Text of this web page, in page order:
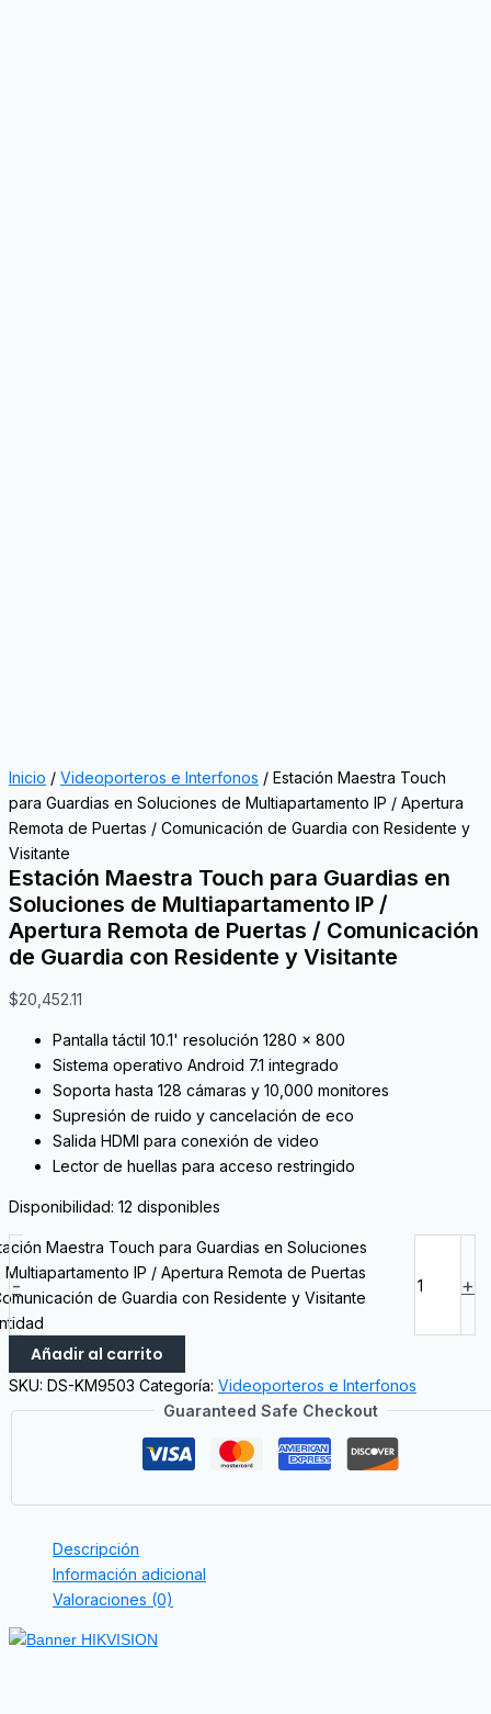
Inicio / Videoporteros e Interfonos / Estación Maestra Touch
para Guardias en Soluciones de Multiapartamento IP / Apertura
Remota de Puertas / Comunicación de Guardia con Residente y
Visitante
Estación Maestra Touch para Guardias en
Soluciones de Multiapartamento IP /
Apertura Remota de Puertas / Comunicación
de Guardia con Residente y Visitante
$20,452.11
Pantalla táctil 10.1' resolución 1280 x 800
Sistema operativo Android 7.1 integrado
Soporta hasta 128 cámaras y 10,000 monitores
Supresión de ruido y cancelación de eco
Salida HDMI para conexión de video
Lector de huellas para acceso restringido
Disponibilidad: 12 disponibles
-
Maestra Touch para Guardias en Soluciones
Multiapartamento IP / Apertura Remota de Puertas
de Guardia con Residente y Visitante
+
Añadir al carrito
SKU: DS-KM9503 Categoría: Videoporteros e Interfonos
Guaranteed Safe Checkout
Descripción
Información adicional
Valoraciones (0)